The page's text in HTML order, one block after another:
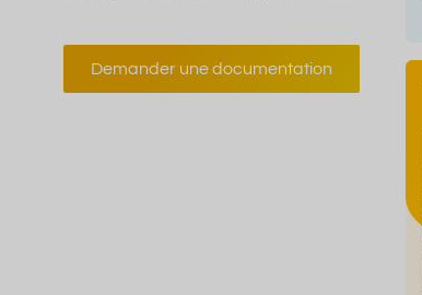
Demander une documentation